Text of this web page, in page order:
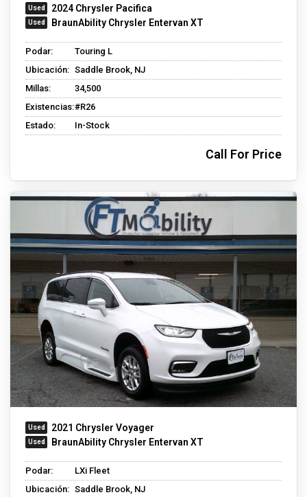
2024 Chrysler Pacifica
BraunAbility Chrysler Entervan XT
Podar:
Touring L
Ubicación: Saddle Brook, NJ
Millas:
34,500
Existencias:#R26
Estado:
In-Stock
Call For Price
2021 Chrysler Voyager
BraunAbility Chrysler Entervan XT
Podar:
LXi Fleet
Ubicación: Saddle Brook, NJ